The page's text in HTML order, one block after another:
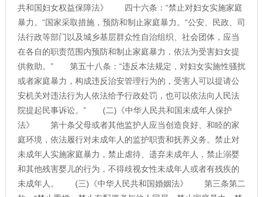
共和国妇女权益保障法》 四十六条：“禁止对妇女实施家庭
暴力。“国家采取措施，预防和制止家庭暴力。“公安、民政、司
法行政等部门以及城乡基层群众性自治组织、社会团体，应当
在各自的职责范围内预防和制止家庭暴力，依法为受害妇女提
供救助。” 第五十八条：“违反本法规定，对妇女实施性骚扰
或者家庭暴力，构成违反治安管理行为的，受害人可以提请公
安机关对违法行为人依法给予行政处罚，也可以依法向人民法
院提起民事诉讼。” (二)《中华人民共和国未成年人保护
法》 第十条父母或者其他监护人应当创造良好、和睦的家
庭环境，依法履行对未成年人的监护职责和抚养义务。禁止对
未成年人实施家庭暴力，禁止虐待、遗弃未成年人，禁止溺婴
和其他残害婴儿的行为，不得歧视女性未成年人或者有残疾的
未成年人。 (三)《中华人民共和国婚姻法》 第三条第二